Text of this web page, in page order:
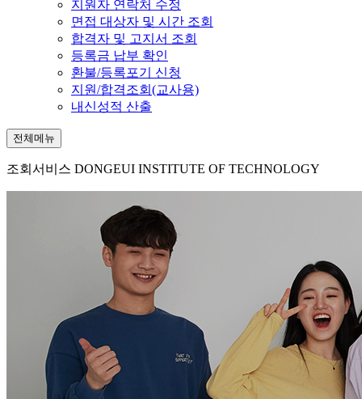
지원자 연락처 수정
면접 대상자 및 시간 조회
합격자 및 고지서 조회
등록금 납부 확인
환불/등록포기 신청
지원/합격조회(교사용)
내신성적 산출
전체메뉴
조회서비스 DONGEUI INSTITUTE OF TECHNOLOGY